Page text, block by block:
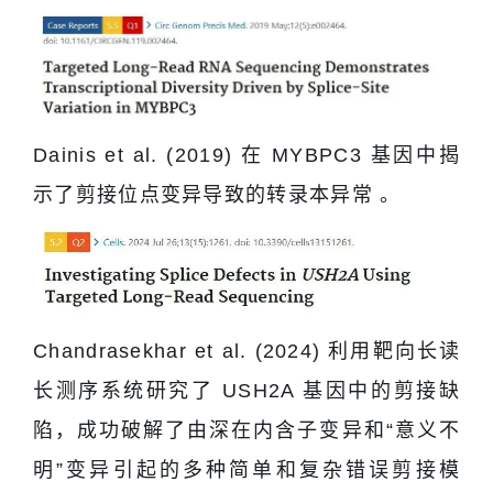
Dainis et al. (2019) 在 MYBPC3 基因中揭
示了剪接位点变异导致的转录本异常 。
Chandrasekhar et al. (2024) 利用靶向长读
长测序系统研究了 USH2A 基因中的剪接缺
陷，成功破解了由深在内含子变异和“意义不
明”变异引起的多种简单和复杂错误剪接模